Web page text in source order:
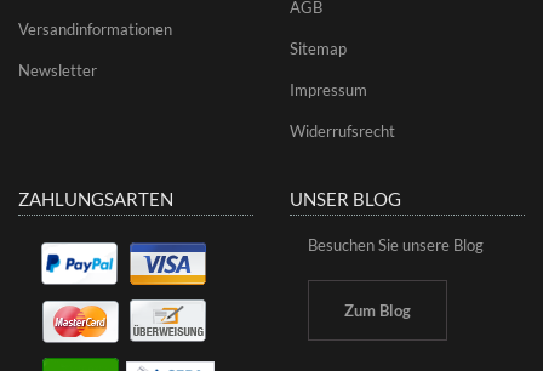
Versandinformationen
Newsletter
AGB
Sitemap
Impressum
Widerrufsrecht
ZAHLUNGSARTEN UNSER BLOG
Besuchen Sie unsere Blog
Zum Blog